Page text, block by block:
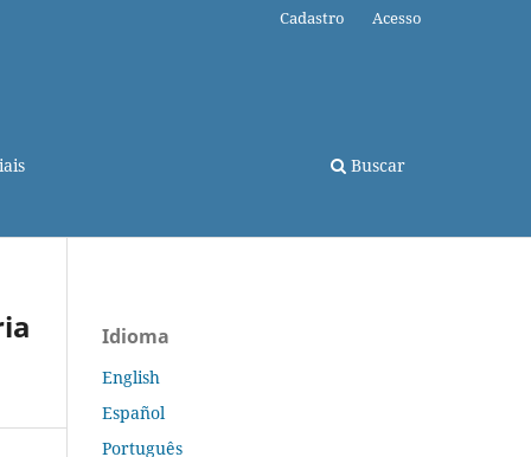
Buscar
Cadastro Acesso
Idioma
English
Español
Português